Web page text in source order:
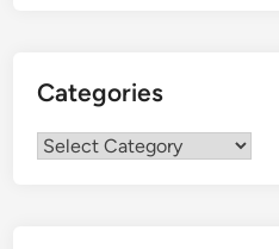
Categories
Categories